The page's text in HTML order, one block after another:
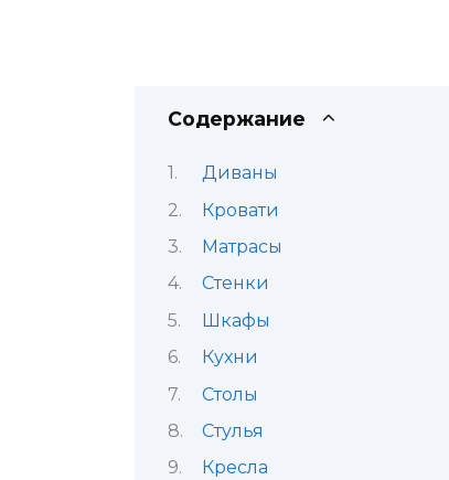
Содержание
Диваны
Кровати
Матрасы
Стенки
Шкафы
Кухни
Столы
Стулья
Кресла